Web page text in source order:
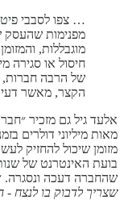
… צפו לסבבי
מפנימות שהעסק
מוגבללות,
חיסול או סגירה
של הרבה חברות,
הקצר, מאשר
מאות מיליוני דולרים
מזומן שיכול להחזיק
שהחברה דעכה ונסגרה.
שצריך לדבוק בו לנצח -